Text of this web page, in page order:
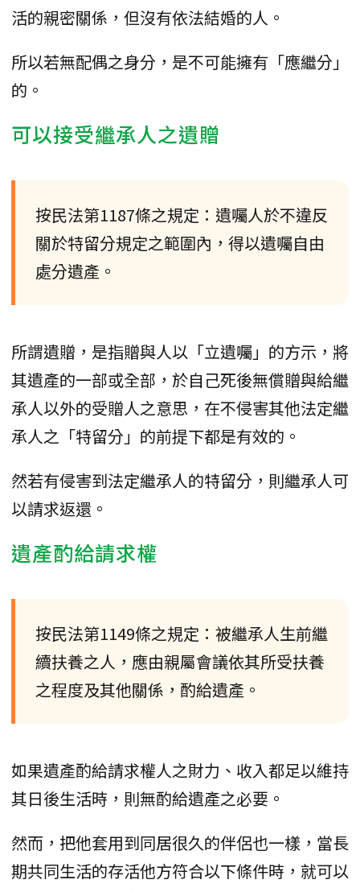
活的親密關係，但沒有依法結婚的人。
所以若無配偶之身分，是不可能擁有「應繼分」
的。
可以接受繼承人之遺贈
按民法第1187條之規定：遺囑人於不違反
關於特留分規定之範圍內，得以遺囑自由
處分遺產。
所謂遺贈，是指贈與人以「立遺囑」的方示，將
其遺產的一部或全部，於自己死後無償贈與給繼
承人以外的受贈人之意思，在不侵害其他法定繼
承人之「特留分」的前提下都是有效的。
然若有侵害到法定繼承人的特留分，則繼承人可
以請求返還。
遺產酌給請求權
按民法第1149條之規定：被繼承人生前繼
續扶養之人，應由親屬會議依其所受扶養
之程度及其他關係，酌給遺產。
如果遺產酌給請求權人之財力、收入都足以維持
其日後生活時，則無酌給遺產之必要。
然而，把他套用到同居很久的伴侶也一樣，當長
期共同生活的存活他方符合以下條件時，就可以